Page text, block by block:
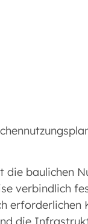
baulichen
verbindlich
erforderlichen